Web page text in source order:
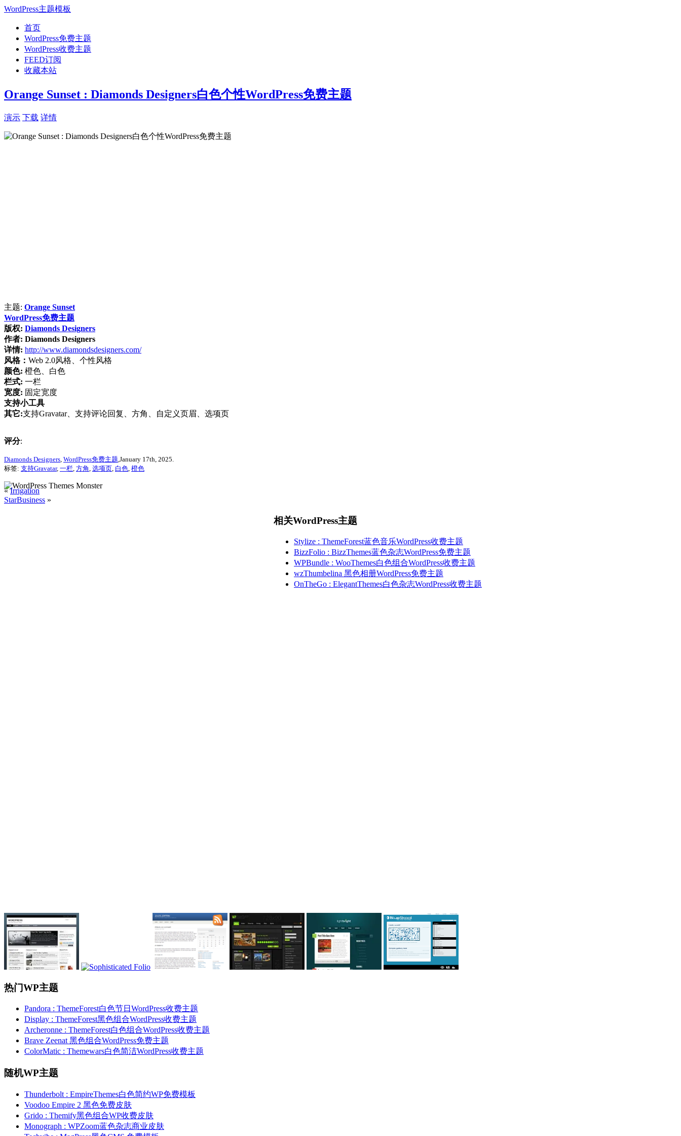
WordPress主题模板
首页
WordPress免费主题
WordPress收费主题
FEED订阅
收藏本站
Orange Sunset : Diamonds Designers白色个性WordPress免费主题
演示 下载 详情
主题: Orange Sunset
WordPress免费主题
版权: Diamonds Designers
作者: Diamonds Designers
详情: http://www.diamondsdesigners.com/
风格： Web 2.0风格、个性风格
颜色: 橙色、白色
栏式: 一栏
宽度: 固定宽度
支持小工具
其它:支持Gravatar、支持评论回复、方角、自定义页眉、选项页
评分:
Diamonds Designers WordPress免费主题 ,January 17th, 2025.
标签: 支持Gravatar, 一栏 方角 选项页 白色 橙色
«Irrigation
StarBusiness »
相关WordPress主题
Stylize : ThemeForest蓝色音乐WordPress收费主题
BizzFolio : BizzThemes蓝色杂志WordPress免费主题
WPBundle : WooThemes白色组合WordPress收费主题
wzThumbelina 黑色相册WordPress免费主题
OnTheGo : ElegantThemes白色杂志WordPress收费主题
热门WP主题
Pandora : ThemeForest白色节日WordPress收费主题
Display : ThemeForest黑色组合WordPress收费主题
Archeronne : ThemeForest白色组合WordPress收费主题
Brave Zeenat 黑色组合WordPress免费主题
ColorMatic : Themewars白色简洁WordPress收费主题
随机WP主题
Thunderbolt : EmpireThemes白色简约WP免费模板
Voodoo Empire 2 黑色免费皮肤
Grido : Themify黑色组合WP收费皮肤
Monograph : WPZoom蓝色杂志商业皮肤